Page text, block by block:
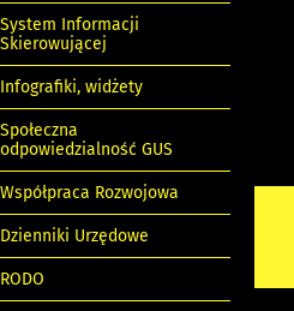
System Informacji
Skierowującej
Infografiki, widżety
Społeczna
odpowiedzialność GUS
Współpraca Rozwojowa
Dzienniki Urzędowe
RODO